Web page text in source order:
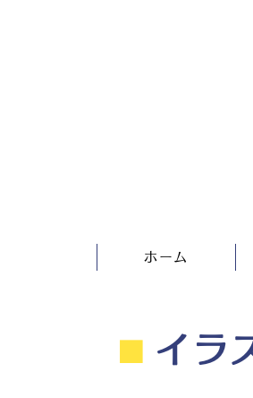
ホーム
⬛︎ イラ